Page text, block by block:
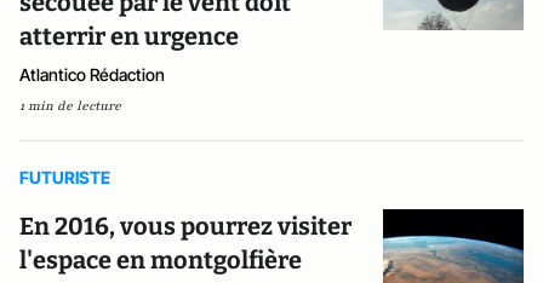
atterrir en urgence
Atlantico Rédaction
1 min de lecture
FUTURISTE
En 2016, vous pourrez visiter
l'espace en montgolfière